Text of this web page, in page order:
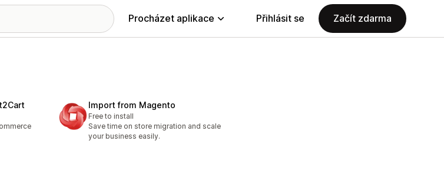
Procházet aplikace Přihlásit se Začít zdarma
Import from Magento
Free to install
Save time on store migration and scale
your business easily.